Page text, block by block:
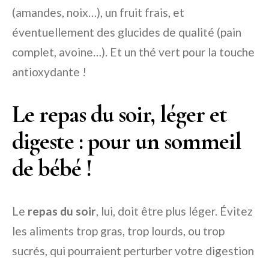
(amandes, noix…), un fruit frais, et
éventuellement des glucides de qualité (pain
complet, avoine…). Et un thé vert pour la touche
antioxydante !
Le repas du soir, léger et
digeste : pour un sommeil
de bébé !
Le repas du soir, lui, doit être plus léger. Évitez
les aliments trop gras, trop lourds, ou trop
sucrés, qui pourraient perturber votre digestion